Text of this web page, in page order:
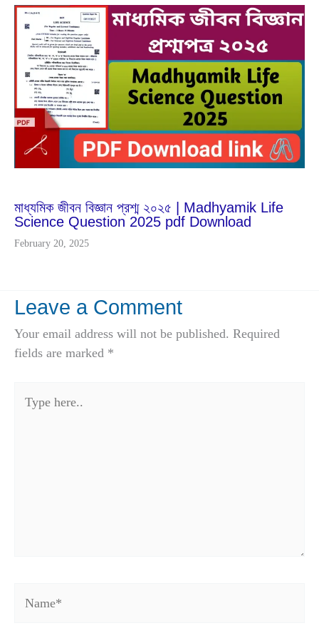
মাধ্যমিক জীবন বিজ্ঞান প্রশ্ম ২০২৫ | Madhyamik Life
Science Question 2025 pdf Download
February 20, 2025
Leave a Comment
Your email address will not be published. Required
fields are marked *
here..